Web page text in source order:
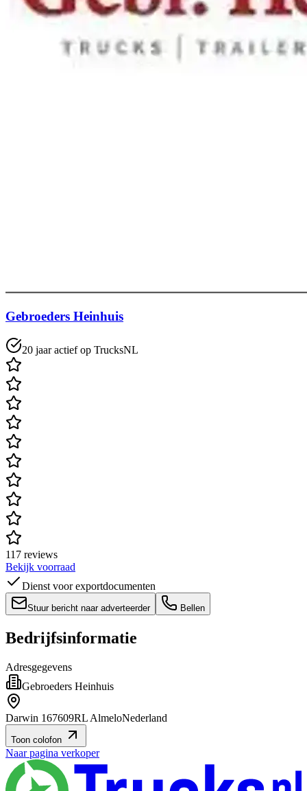
Gebroeders Heinhuis
20 jaar actief op TrucksNL
117 reviews
Bekijk voorraad
Dienst voor exportdocumenten
Stuur bericht naar adverteerder Bellen
Bedrijfsinformatie
Adresgegevens
Gebroeders Heinhuis
Darwin 167609RL AlmeloNederland
Toon colofon
Naar pagina verkoper